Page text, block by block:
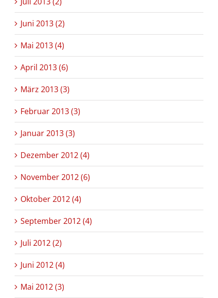
Juni 2013 (2)
Mai 2013 (4)
April 2013 (6)
März 2013 (3)
Februar 2013 (3)
Januar 2013 (3)
Dezember 2012 (4)
November 2012 (6)
Oktober 2012 (4)
September 2012 (4)
Juli 2012 (2)
Juni 2012 (4)
Mai 2012 (3)